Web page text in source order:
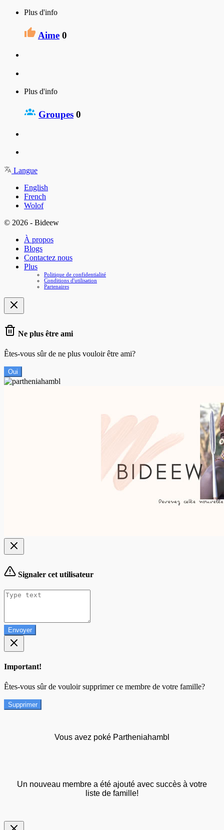
Plus d'info
Aime 0
Plus d'info
Groupes 0
Langue
English
French
Wolof
© 2026 - Bideew
À propos
Blogs
Contactez nous
Plus
Politique de confidentialité
Conditions d'utilisation
Partenaires
Ne plus être ami
Êtes-vous sûr de ne plus vouloir être ami?
Oui
Signaler cet utilisateur
Envoyer
Important!
Êtes-vous sûr de vouloir supprimer ce membre de votre famille?
Supprimer
Vous avez poké Partheniahambl
Un nouveau membre a été ajouté avec succès à votre
liste de famille!